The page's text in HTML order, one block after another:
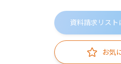
資料請求リスト
お気